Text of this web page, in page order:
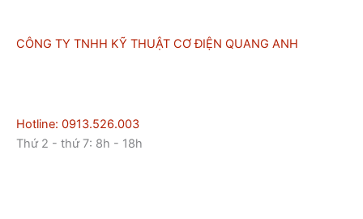
CÔNG TY TNHH KỸ THUẬT CƠ ĐIỆN QUANG ANH
Hotline: 0913.526.003
Thứ 2 - thứ 7: 8h - 18h